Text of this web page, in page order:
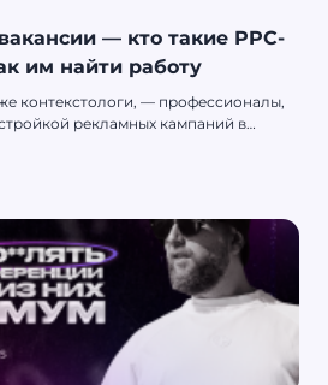
— кто такие PPC-
им найти работу
контекстологи, — профессионалы,
рекламных кампаний в